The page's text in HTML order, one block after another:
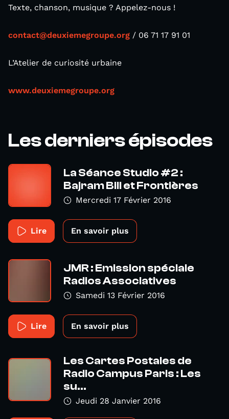
Texte, chanson, musique ? Appelez-nous !
contact@deuxiemegroupe.org / 06 71 17 91 01
L’Atelier de curiosité urbaine
www.deuxiemegroupe.org
Les derniers épisodes
La Séance Studio #2 :
Bajram Bili et Frontières
Mercredi 17 Février 2016
Lire En savoir plus
JMR : Emission spéciale
Radios Associatives
Samedi 13 Février 2016
Lire En savoir plus
Les Cartes Postales de
Radio Campus Paris : Les
su...
Jeudi 28 Janvier 2016